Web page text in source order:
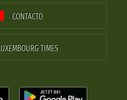
CONTACTO
TIMES